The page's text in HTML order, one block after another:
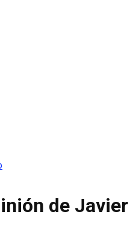
de Javier